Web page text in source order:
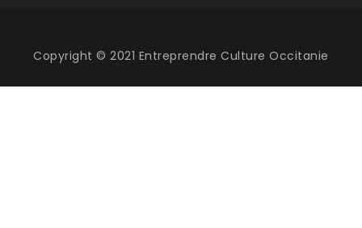
Copyright © 2021 Entreprendre Culture Occitanie